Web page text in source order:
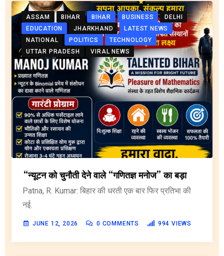
ASSAM BIHAR BIHAR BUSINESS
DELHI
EDUCATION
JHARKHAND
LATEST NEWS
NATIONAL
POLITICS
TECHNOLOGY
UTTAR PRADESH
VIRAL NEWS
“न्यूटन को चुनौती देने वाले “गणितज्ञ मनोज” का बड़ा
Patna, R. Kumar: बिहार की धरती एक बार फिर प्रतिभा की
नई.
JUNE 12, 2026 0 COMMENTS 994 VIEWS